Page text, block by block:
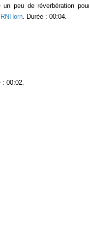
peu de réverbération
. Durée : 00:04.
: 00:02.